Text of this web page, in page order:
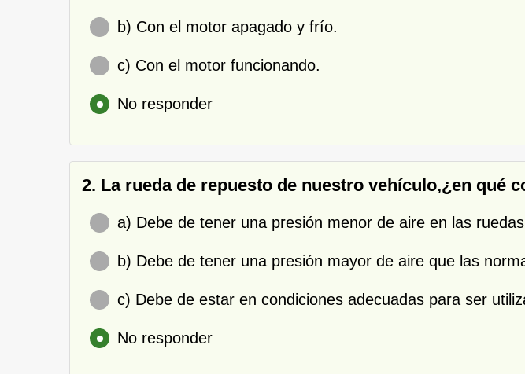
b) Con el motor apagado y frío.
c) Con el motor funcionando.
No responder
2. La rueda de repuesto de nuestro vehículo,¿en qué
a) Debe de tener una presión menor de aire en las
b) Debe de tener una presión mayor de aire que las
c) Debe de estar en condiciones adecuadas para ser
No responder